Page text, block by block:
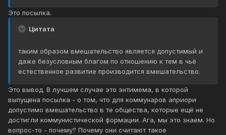
Это посылка.
Цитата
таким образом вмешательство является допустимый и
даже безусловным благом по отношению к тем в чьё
естественное развитие производится вмешательство.
Это вывод. В лучшем случае это энтимема, в которой
выпущена посылка - о том, что для коммунаров априори
допустимо вмешательство в те общества, которые ещё не
достигли коммунистической формации. Ага, мы это знаем. Но
вопрос-то - почему? Почему они считают такое